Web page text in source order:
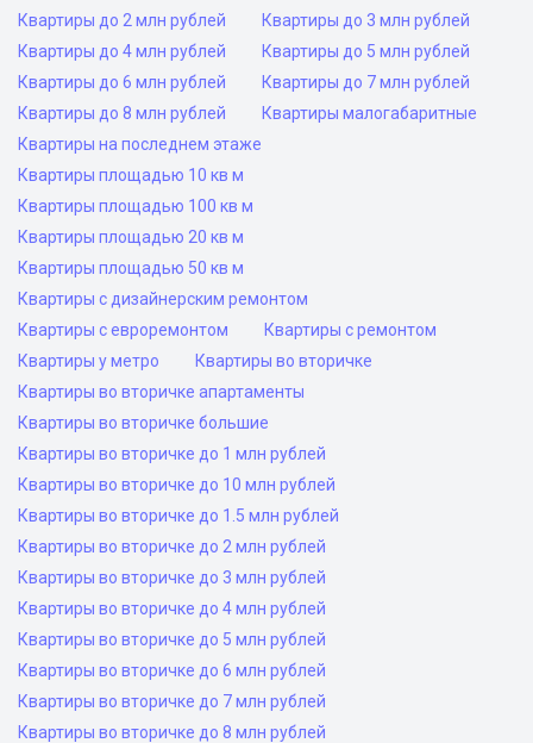
Квартиры до 2 млн рублей
Квартиры до 3 млн рублей
Квартиры до 4 млн рублей
Квартиры до 5 млн рублей
Квартиры до 6 млн рублей
Квартиры до 7 млн рублей
Квартиры до 8 млн рублей
Квартиры малогабаритные
Квартиры на последнем этаже
Квартиры площадью 10 кв м
Квартиры площадью 100 кв м
Квартиры площадью 20 кв м
Квартиры площадью 50 кв м
Квартиры с дизайнерским ремонтом
Квартиры с евроремонтом
Квартиры с ремонтом
Квартиры у метро
Квартиры во вторичке
Квартиры во вторичке апартаменты
Квартиры во вторичке большие
Квартиры во вторичке до 1 млн рублей
Квартиры во вторичке до 10 млн рублей
Квартиры во вторичке до 1.5 млн рублей
Квартиры во вторичке до 2 млн рублей
Квартиры во вторичке до 3 млн рублей
Квартиры во вторичке до 4 млн рублей
Квартиры во вторичке до 5 млн рублей
Квартиры во вторичке до 6 млн рублей
Квартиры во вторичке до 7 млн рублей
Квартиры во вторичке до 8 млн рублей